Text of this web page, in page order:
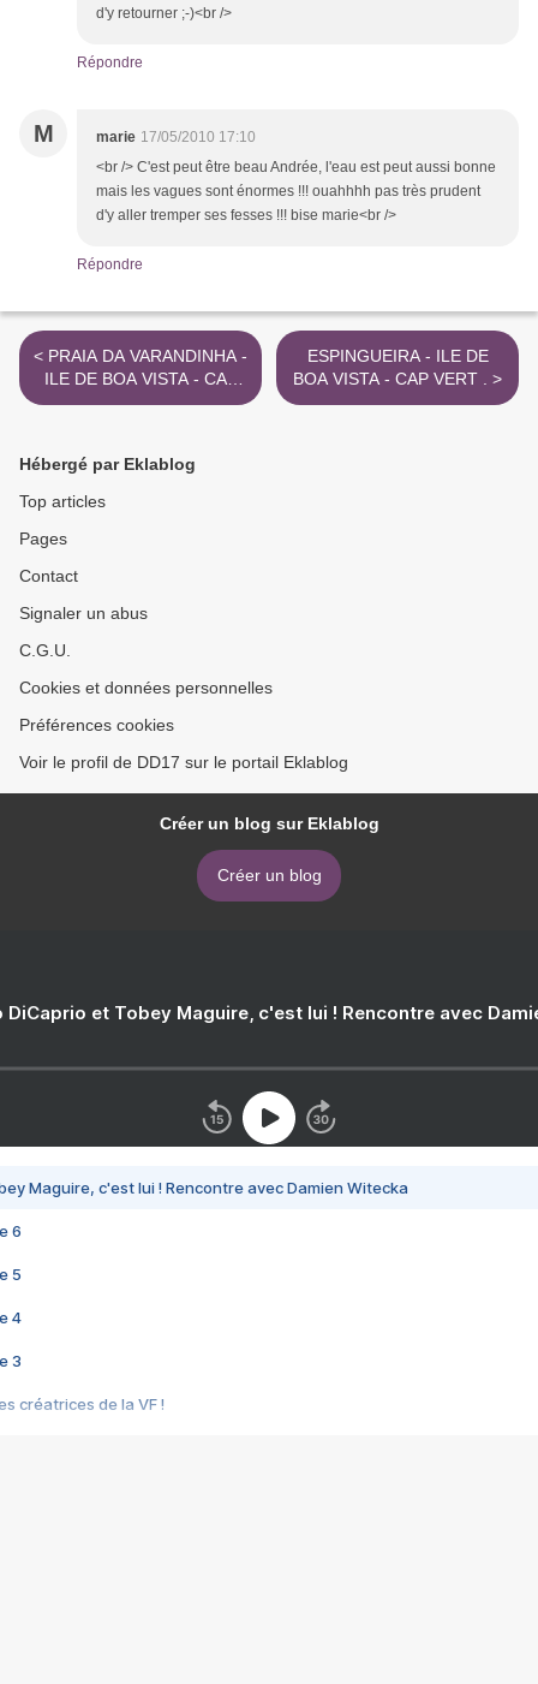
d'y retourner ;-)<br />
Répondre
M marie 17/05/2010 17:10
<br /> C'est peut être beau Andrée, l'eau est peut aussi bonne
mais les vagues sont énormes !!! ouahhhh pas très prudent
d'y aller tremper ses fesses !!! bise marie<br />
Répondre
< PRAIA DA VARANDINHA -
ILE DE BOA VISTA - CAP
VERT .
ESPINGUEIRA - ILE DE
BOA VISTA - CAP VERT . >
Hébergé par Eklablog
Top articles
Pages
Contact
Signaler un abus
C.G.U.
Cookies et données personnelles
Préférences cookies
Voir le profil de DD17 sur le portail Eklablog
Créer un blog sur Eklablog
Créer un blog
DiCaprio et Tobey Maguire, c'est lui ! Rencontre avec
Maguire, c'est lui ! Rencontre avec Damien Witecka
6
5
4
3
créatrices de la VF !